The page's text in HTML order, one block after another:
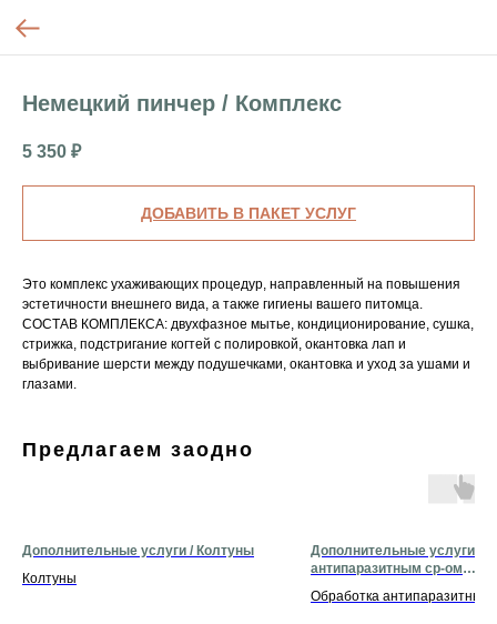
Немецкий пинчер / Комплекс
5 350 ₽
ДОБАВИТЬ В ПАКЕТ УСЛУГ
Это комплекс ухаживающих процедур, направленный на повышения
эстетичности внешнего вида, а также гигиены вашего питомца.
СОСТАВ КОМПЛЕКСА: двухфазное мытье, кондиционирование, сушка,
стрижка, подстригание когтей с полировкой, окантовка лап и
выбривание шерсти между подушечками, окантовка и уход за ушами и
глазами.
Предлагаем заодно
Дополнительные услуги / Колтуны
Колтуны
Дополнительные услуги /
антипаразитным ср-ом
Обработка антипаразитным